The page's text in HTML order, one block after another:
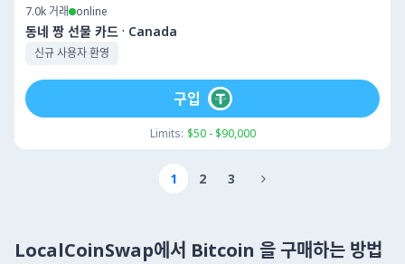
7.0k 거래 online
동네 짱 선물 카드 · Canada
신규 사용자 환영
Limits: $50 - $90,000
구입
1 2 3 
LocalCoinSwap에서 Bitcoin 을 구매하는 방법